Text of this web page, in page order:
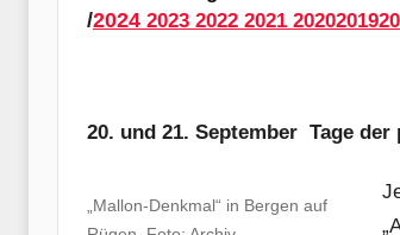
/2024 2023 2022 2021 20202019
20. und 21. September Tage
„Mallon-Denkmal“ in Bergen auf